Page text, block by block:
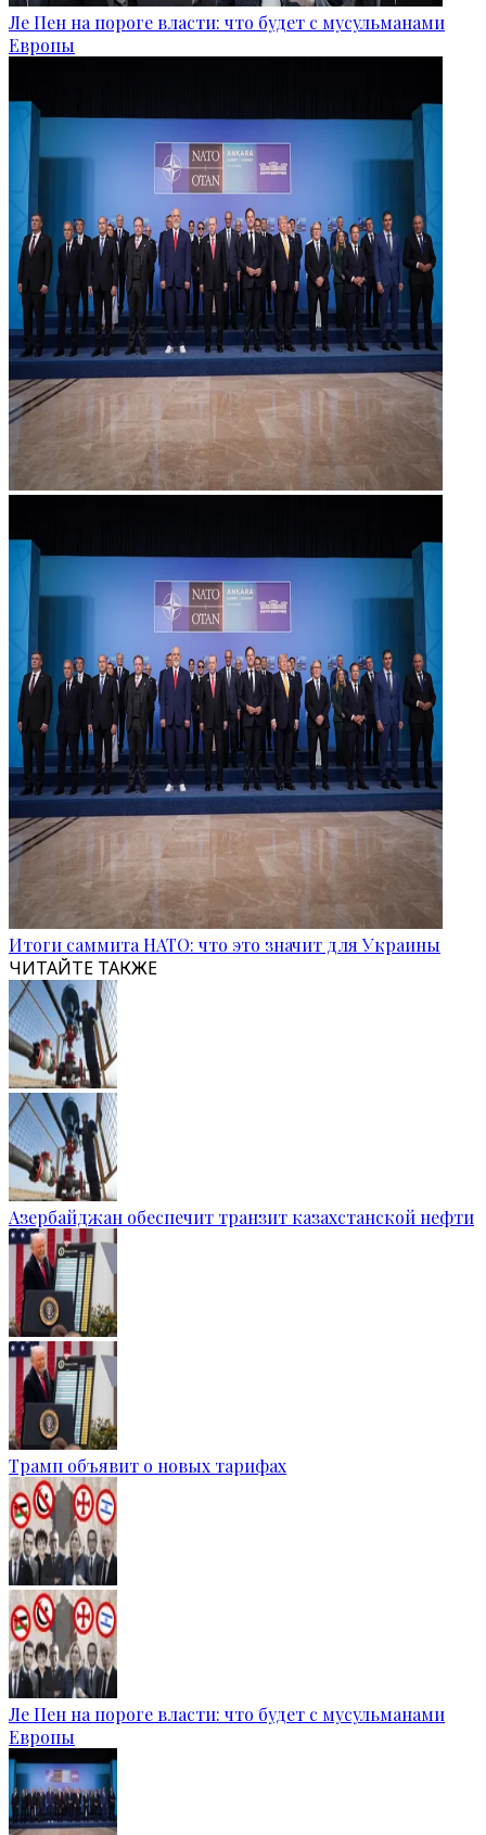
Ле Пен на пороге власти: что будет с мусульманами
Европы
Итоги саммита НАТО: что это значит для Украины
ЧИТАЙТЕ ТАКЖЕ
Азербайджан обеспечит транзит казахстанской нефти
Трамп объявит о новых тарифах
Ле Пен на пороге власти: что будет с мусульманами
Европы